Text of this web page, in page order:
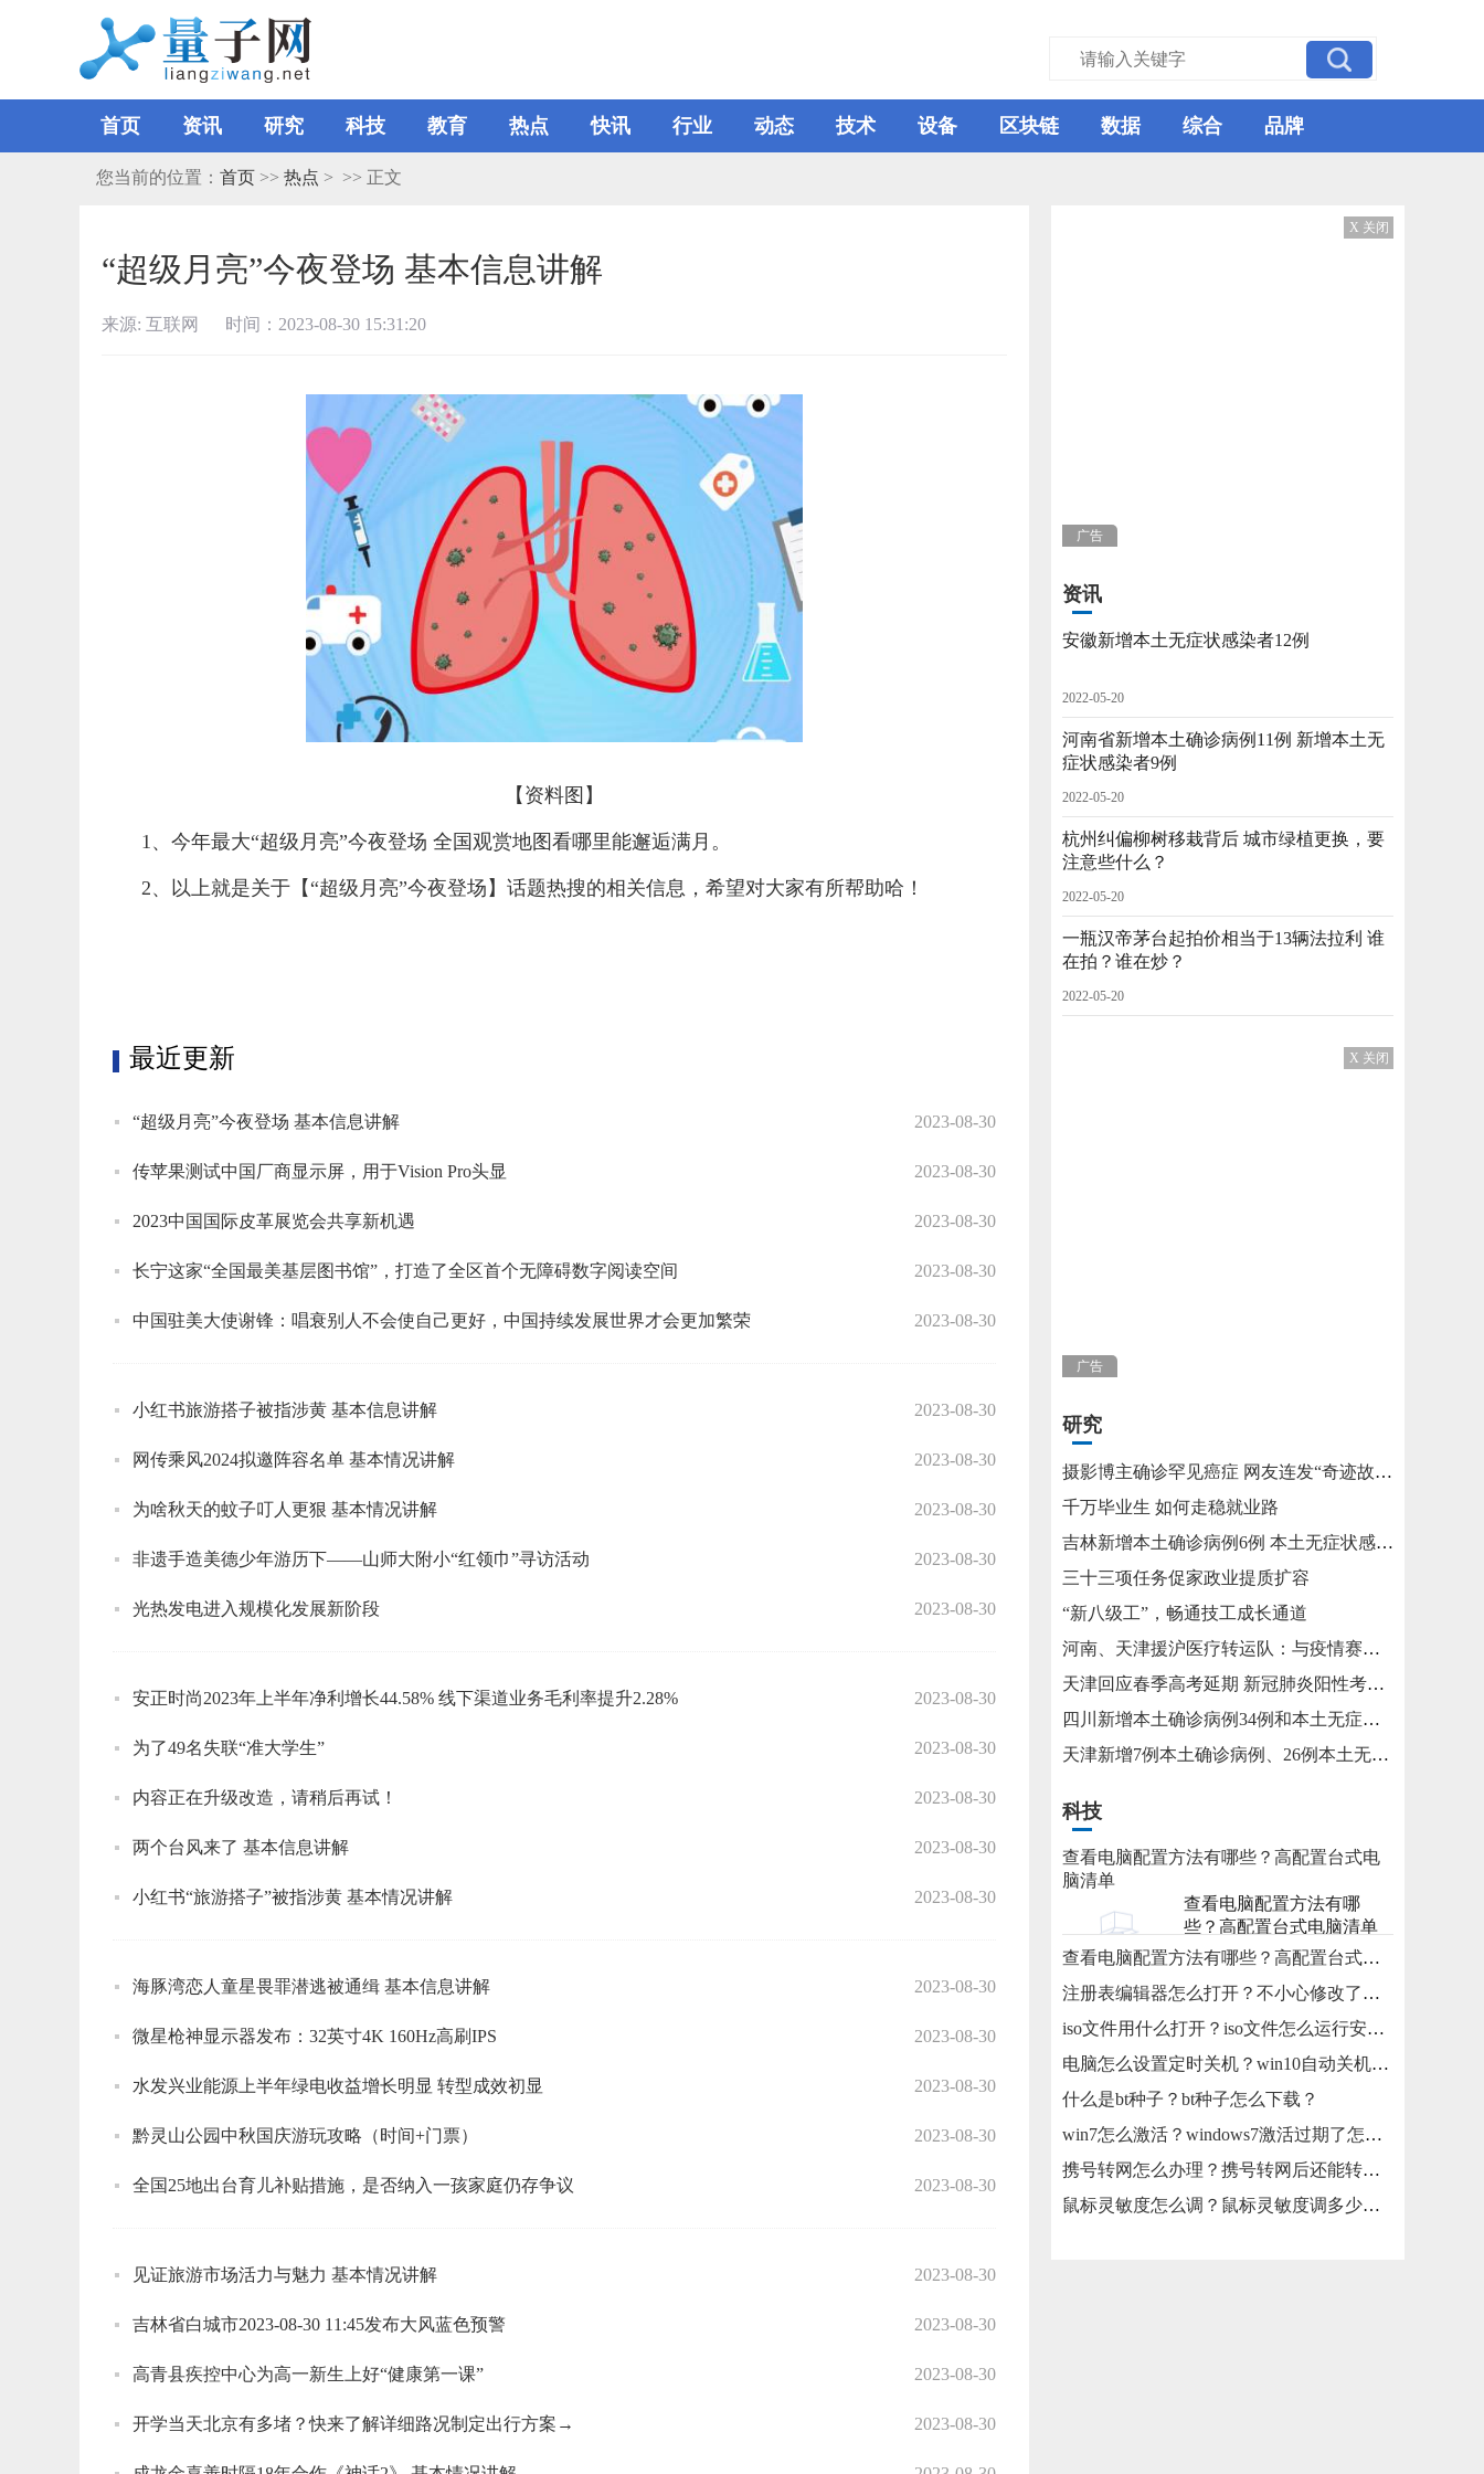
首页 资讯 研究 科技 教育 热点 快讯 行业 动态 技术 设备 区块链 数据 综合 品牌
您当前的位置： 首页 >> 热点 > >> 正文
“超级月亮”今夜登场 基本信息讲解
来源: 互联网 时间：2023-08-30 15:31:20
【资料图】
1、今年最大“超级月亮”今夜登场 全国观赏地图看哪里能邂逅满月。
2、以上就是关于【“超级月亮”今夜登场】话题热搜的相关信息，希望对大家有所帮助哈！
最近更新
“超级月亮”今夜登场 基本信息讲解 2023-08-30
传苹果测试中国厂商显示屏，用于Vision Pro头显 2023-08-30
2023中国国际皮革展览会共享新机遇 2023-08-30
长宁这家“全国最美基层图书馆”，打造了全区首个无障碍数字阅读空间 2023-08-30
中国驻美大使谢锋：唱衰别人不会使自己更好，中国持续发展世界才会更加繁荣 2023-08-30
小红书旅游搭子被指涉黄 基本信息讲解 2023-08-30
网传乘风2024拟邀阵容名单 基本情况讲解 2023-08-30
为啥秋天的蚊子叮人更狠 基本情况讲解 2023-08-30
非遗手造美德少年游历下——山师大附小“红领巾”寻访活动 2023-08-30
光热发电进入规模化发展新阶段 2023-08-30
安正时尚2023年上半年净利增长44.58% 线下渠道业务毛利率提升2.28% 2023-08-30
为了49名失联“准大学生” 2023-08-30
内容正在升级改造，请稍后再试！ 2023-08-30
两个台风来了 基本信息讲解 2023-08-30
小红书“旅游搭子”被指涉黄 基本情况讲解 2023-08-30
海豚湾恋人童星畏罪潜逃被通缉 基本信息讲解 2023-08-30
微星枪神显示器发布：32英寸4K 160Hz高刷IPS 2023-08-30
水发兴业能源上半年绿电收益增长明显 转型成效初显 2023-08-30
黔灵山公园中秋国庆游玩攻略（时间+门票） 2023-08-30
全国25地出台育儿补贴措施，是否纳入一孩家庭仍存争议 2023-08-30
见证旅游市场活力与魅力 基本情况讲解 2023-08-30
吉林省白城市2023-08-30 11:45发布大风蓝色预警 2023-08-30
高青县疾控中心为高一新生上好“健康第一课” 2023-08-30
开学当天北京有多堵？快来了解详细路况制定出行方案→ 2023-08-30
广告
X 关闭
资讯
安徽新增本土无症状感染者12例
2022-05-20
河南省新增本土确诊病例11例 新增本土无
症状感染者9例
2022-05-20
杭州纠偏柳树移栽背后 城市绿植更换，要
注意些什么？
2022-05-20
一瓶汉帝茅台起拍价相当于13辆法拉利 谁
在拍？谁在炒？
2022-05-20
广告
X 关闭
研究
摄影博主确诊罕见癌症 网友连发“奇迹故事”不允许他躺平
千万毕业生 如何走稳就业路
吉林新增本土确诊病例6例 本土无症状感染者15例
三十三项任务促家政业提质扩容
“新八级工”，畅通技工成长通道
河南、天津援沪医疗转运队：与疫情赛跑 为生命护航
天津回应春季高考延期 新冠肺炎阳性考生将在医院考试
四川新增本土确诊病例34例和本土无症状感染者115例
天津新增7例本土确诊病例、26例本土无症状感染者
科技
查看电脑配置方法有哪些？高配置台式电
脑清单
查看电脑配置方法有哪
些？高配置台式电脑清单
2023-05-31
查看电脑配置方法有哪些？高配置台式电脑清单
注册表编辑器怎么打开？不小心修改了注册表怎么还原？
iso文件用什么打开？iso文件怎么运行安装？
电脑怎么设置定时关机？win10自动关机怎么设置？
什么是bt种子？bt种子怎么下载？
win7怎么激活？windows7激活过期了怎么办？
携号转网怎么办理？携号转网后还能转回来吗？
鼠标灵敏度怎么调？鼠标灵敏度调多少合适？